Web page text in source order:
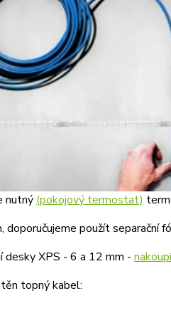
nutný (pokojový termostat)
použít separační
desky XPS - 6 a 12 mm -
topný kabel: